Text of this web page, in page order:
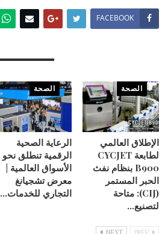
FACEBOOK
الصحة
الإطلاق العالمي
لطابعة CYCJET
B900 بنظام نفث
الحبر المستمر
(CIJ): متاحة
لتصنيع…
الصحة
الرعاية الصحية
الرقمية تنطلق نحو
الأسواق العالمية |
معرض تشجيانغ
التجاري للخدمات…